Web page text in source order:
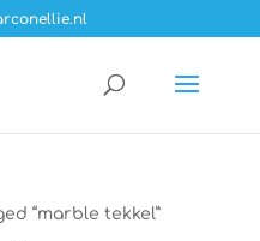
“marble tekkel”